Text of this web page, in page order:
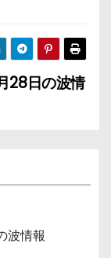
28日の波情
波情報